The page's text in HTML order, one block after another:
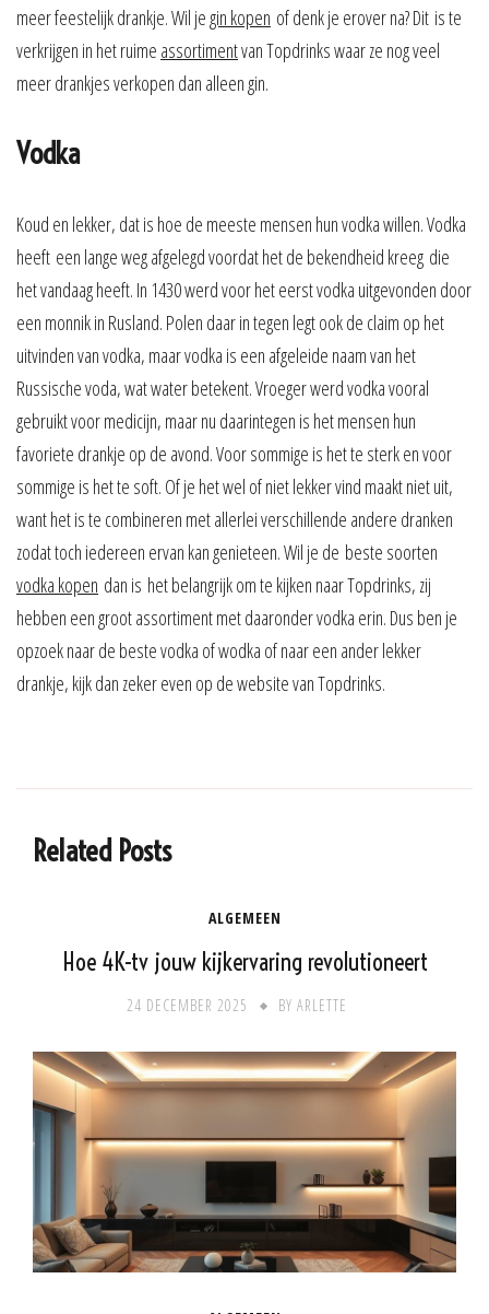
meer feestelijk drankje. Wil jegin kopen of denk je erover na? Dit is te
verkrijgen in het ruime assortimentvan Topdrinks waar ze nog veel
meer drankjes verkopen dan alleen gin.
Vodka
Koud en lekker, dat is hoe de meeste mensen hun vodka willen. Vodka
heeft een lange weg afgelegd voordat het de bekendheid kreeg die
het vandaag heeft. In 1430 werd voor het eerst vodka uitgevonden door
een monnik in Rusland. Polen daar in tegen legt ook de claim op het
uitvinden van vodka, maar vodka is een afgeleide naam van het
Russische voda, wat water betekent. Vroeger werd vodka vooral
gebruikt voor medicijn, maar nu daarintegen is het mensen hun
favoriete drankje op de avond. Voor sommige is het te sterk en voor
sommige is het te soft. Of je het wel of niet lekker vind maakt niet uit,
want het is te combineren met allerlei verschillende andere dranken
zodat toch iedereen ervan kan genieteen. Wil je de beste soorten
vodka kopen dan is het belangrijk om te kijken naar Topdrinks, zij
hebben een groot assortiment met daaronder vodka erin. Dus ben je
opzoek naar de beste vodka of wodka of naar een ander lekker
drankje, kijk dan zeker even op de website van Topdrinks.
Related Posts
ALGEMEEN
Hoe 4K-tv jouw kijkervaring revolutioneert
24 DECEMBER 2025 BY ARLETTE